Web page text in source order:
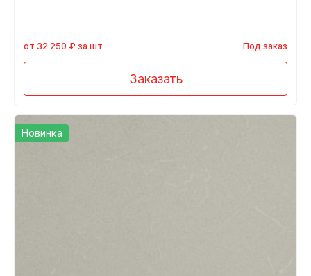
от 32 250 ₽ за шт Под заказ
Заказать
Новинка